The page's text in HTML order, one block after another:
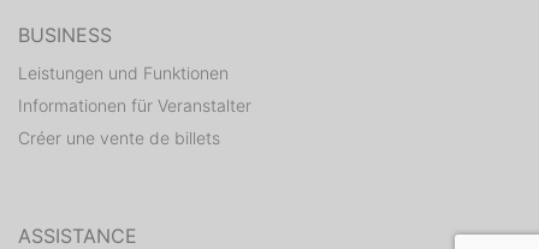
BUSINESS
Leistungen und Funktionen
Informationen für Veranstalter
Créer une vente de billets
ASSISTANCE